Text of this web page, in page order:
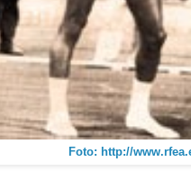
Foto: http://